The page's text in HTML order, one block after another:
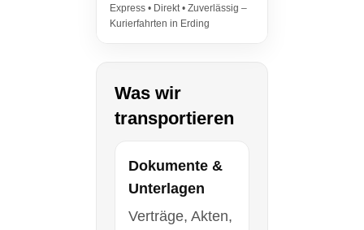
Express • Direkt • Zuverlässig –
Kurierfahrten in Erding
Was wir
transportieren
Dokumente &
Unterlagen
Verträge, Akten,